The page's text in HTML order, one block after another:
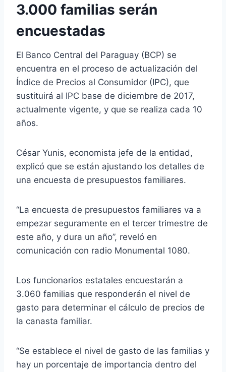
3.000 familias serán
encuestadas
El Banco Central del Paraguay (BCP) se
encuentra en el proceso de actualización del
Índice de Precios al Consumidor (IPC), que
sustituirá al IPC base de diciembre de 2017,
actualmente vigente, y que se realiza cada 10
años.
César Yunis, economista jefe de la entidad,
explicó que se están ajustando los detalles de
una encuesta de presupuestos familiares.
“La encuesta de presupuestos familiares va a
empezar seguramente en el tercer trimestre de
este año, y dura un año”, reveló en
comunicación con radio Monumental 1080.
Los funcionarios estatales encuestarán a
3.060 familias que responderán el nivel de
gasto para determinar el cálculo de precios de
la canasta familiar.
“Se establece el nivel de gasto de las familias y
hay un porcentaje de importancia dentro del